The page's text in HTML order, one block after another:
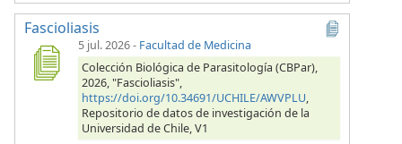
Fascioliasis
5 jul. 2026- Facultad de Medicina
Colección Biológica de Parasitología (CBPar),
2026, "Fascioliasis",
https://doi.org/10.34691/UCHILE/AWVPLU,
Repositorio de datos de investigación de la
Universidad de Chile, V1